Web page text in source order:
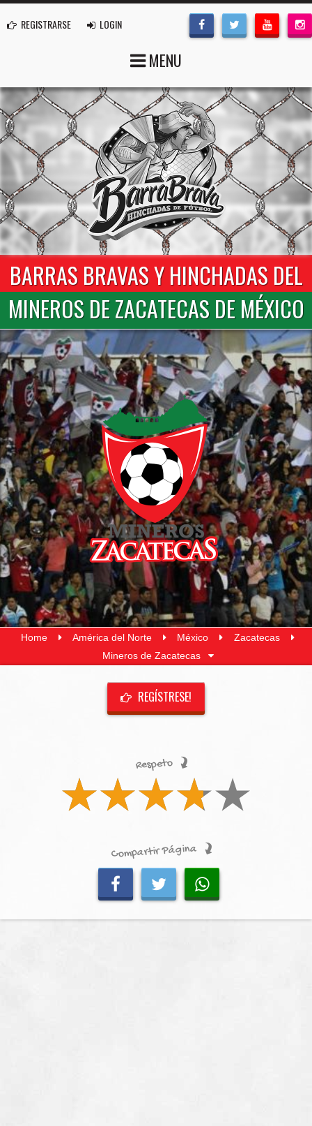
REGISTRARSE LOGIN
MENU
BARRAS BRAVAS Y HINCHADAS DEL
MINEROS DE ZACATECAS DE MÉXICO
Home América del Norte México
Zacatecas
Mineros de Zacatecas
REGÍSTRESE!
Respeto
Compartir Página